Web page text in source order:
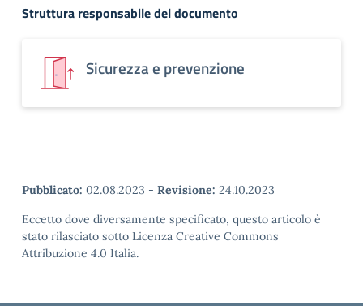
Struttura responsabile del documento
Sicurezza e prevenzione
Pubblicato: 02.08.2023 - Revisione: 24.10.2023
Eccetto dove diversamente specificato, questo articolo è
stato rilasciato sotto Licenza Creative Commons
Attribuzione 4.0 Italia.